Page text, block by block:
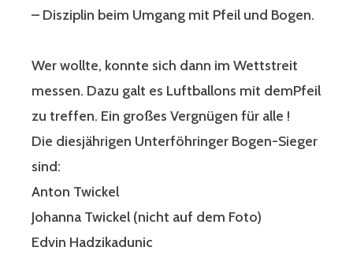
– Disziplin beim Umgang mit Pfeil und Bogen.
Wer wollte, konnte sich dann im Wettstreit
messen. Dazu galt es Luftballons mit demPfeil
zu treffen. Ein großes Vergnügen für alle !
Die diesjährigen Unterföhringer Bogen-Sieger
sind:
Anton Twickel
Johanna Twickel (nicht auf dem Foto)
Edvin Hadzikadunic